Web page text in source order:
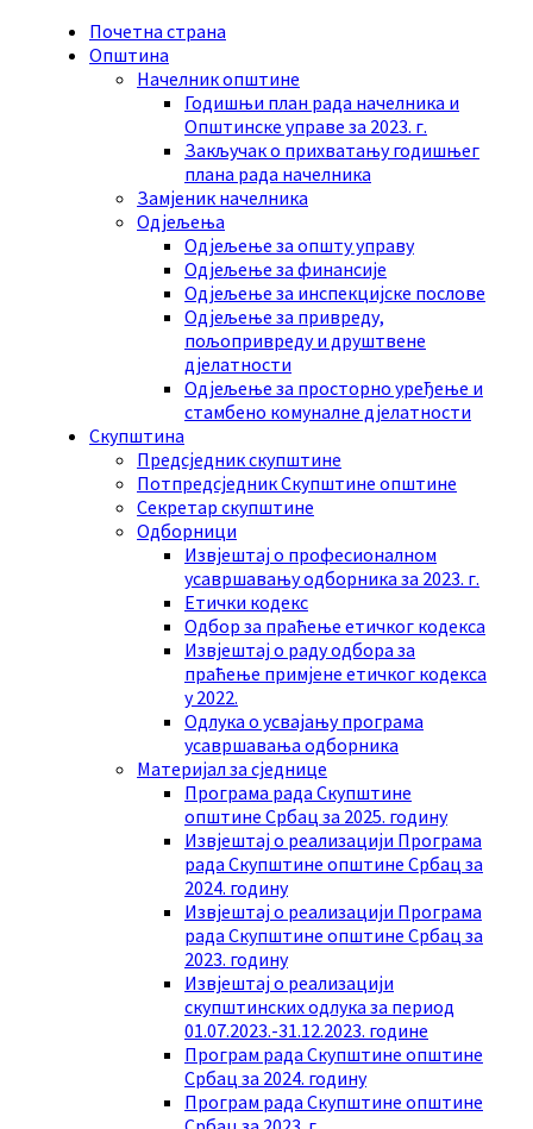
Почетна страна
Општина
Начелник општине
Годишњи план рада начелника и
Општинске управе за 2023. г.
Закључак о прихватању годишњег
плана рада начелника
Замјеник начелника
Одјељења
Одјељење за општу управу
Одјељење за финансије
Одјељење за инспекцијске послове
Одјељење за привреду,
пољопривреду и друштвене
дјелатности
Одјељење за просторно уређење и
стамбено комуналне дјелатности
Скупштина
Предсједник скупштине
Потпредсједник Скупштине општине
Секретар cкупштине
Одборници
Извјештај о професионалном
усавршавању одборника за 2023. г.
Етички кодекс
Одбор за праћење етичког кодекса
Извјештај о раду одбора за
праћење примјене етичког кодекса
у 2022.
Одлука о усвајању програма
усавршавања одборника
Mатеријал за сједнице
Програма рада Скупштине
општине Србац за 2025. годину
Извјештај о реализацији Програма
рада Скупштине општине Србац за
2024. годину
Извјештај о реализацији Програма
рада Скупштине општине Србац за
2023. годину
Извјештај о реализацији
скупштинских одлука за период
01.07.2023.-31.12.2023. године
Програм рада Скупштине општине
Србац за 2024. годину
Програм рада Скупштине општине